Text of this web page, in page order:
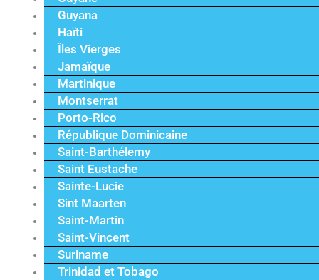
Guyana
Haïti
Îles Vierges
Jamaïque
Martinique
Montserrat
Porto-Rico
République Dominicaine
Saint-Barthélemy
Saint Eustache
Sainte-Lucie
Sint Maarten
Saint-Martin
Saint-Vincent
Suriname
Trinidad et Tobago